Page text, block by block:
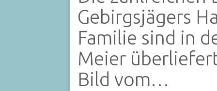
Gebirgsjägers
Familie sind in
Meier
Bild vom…